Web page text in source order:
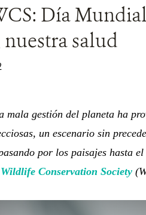
Día
salud
mala gestión del planeta ha
un escenario sin
por los paisajes hasta
Wildlife Conservation Society